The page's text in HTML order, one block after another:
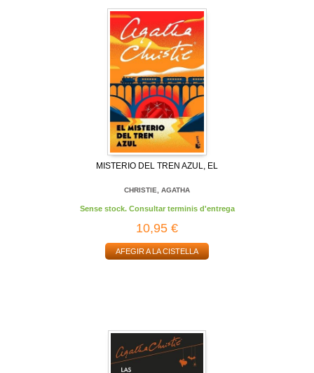
MISTERIO DEL TREN AZUL, EL
CHRISTIE, AGATHA
Sense stock. Consultar terminis d'entrega
10,95 €
AFEGIR A LA CISTELLA